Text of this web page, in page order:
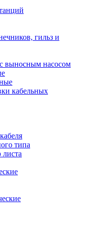
гильз и
выносным насосом
кабельных
типа